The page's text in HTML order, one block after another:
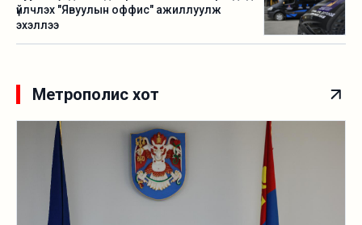
үйлчлэх "Явуулын оффис" ажиллуулж
эхэллээ
Метрополис хот